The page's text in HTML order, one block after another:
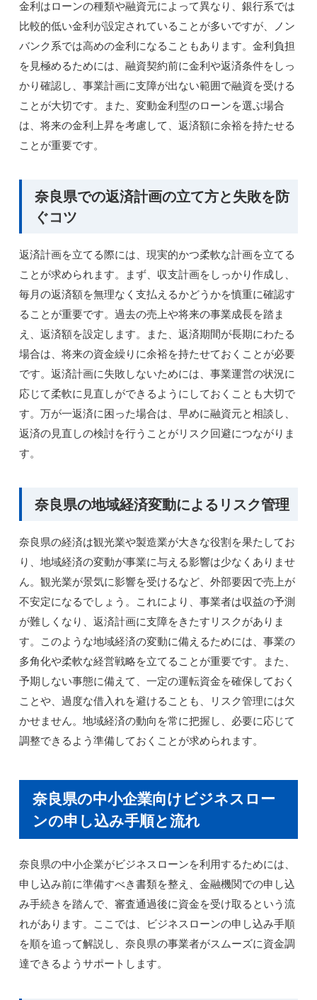
金利はローンの種類や融資元によって異なり、銀行系では
比較的低い金利が設定されていることが多いですが、ノン
バンク系では高めの金利になることもあります。金利負担
を見極めるためには、融資契約前に金利や返済条件をしっ
かり確認し、事業計画に支障が出ない範囲で融資を受ける
ことが大切です。また、変動金利型のローンを選ぶ場合
は、将来の金利上昇を考慮して、返済額に余裕を持たせる
ことが重要です。
奈良県での返済計画の立て方と失敗を防
ぐコツ
返済計画を立てる際には、現実的かつ柔軟な計画を立てる
ことが求められます。まず、収支計画をしっかり作成し、
毎月の返済額を無理なく支払えるかどうかを慎重に確認す
ることが重要です。過去の売上や将来の事業成長を踏ま
え、返済額を設定します。また、返済期間が長期にわたる
場合は、将来の資金繰りに余裕を持たせておくことが必要
です。返済計画に失敗しないためには、事業運営の状況に
応じて柔軟に見直しができるようにしておくことも大切で
す。万が一返済に困った場合は、早めに融資元と相談し、
返済の見直しの検討を行うことがリスク回避につながりま
す。
奈良県の地域経済変動によるリスク管理
奈良県の経済は観光業や製造業が大きな役割を果たしてお
り、地域経済の変動が事業に与える影響は少なくありませ
ん。観光業が景気に影響を受けるなど、外部要因で売上が
不安定になるでしょう。これにより、事業者は収益の予測
が難しくなり、返済計画に支障をきたすリスクがありま
す。このような地域経済の変動に備えるためには、事業の
多角化や柔軟な経営戦略を立てることが重要です。また、
予期しない事態に備えて、一定の運転資金を確保しておく
ことや、過度な借入れを避けることも、リスク管理には欠
かせません。地域経済の動向を常に把握し、必要に応じて
調整できるよう準備しておくことが求められます。
奈良県の中小企業向けビジネスロー
ンの申し込み手順と流れ
奈良県の中小企業がビジネスローンを利用するためには、
申し込み前に準備すべき書類を整え、金融機関での申し込
み手続きを踏んで、審査通過後に資金を受け取るという流
れがあります。ここでは、ビジネスローンの申し込み手順
を順を追って解説し、奈良県の事業者がスムーズに資金調
達できるようサポートします。